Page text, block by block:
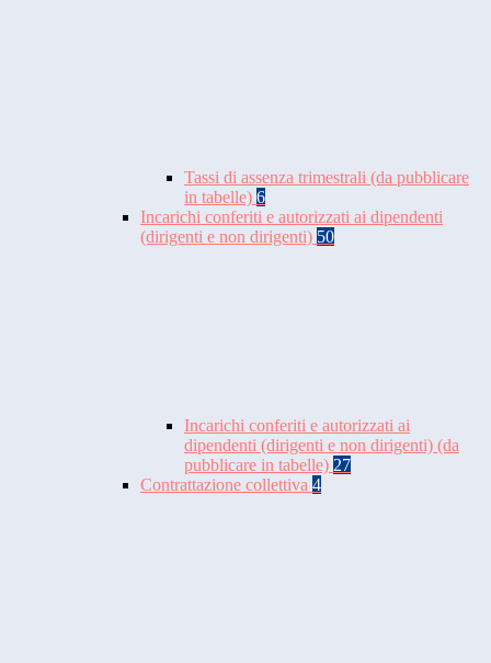
Tassi di assenza trimestrali (da pubblicare
in tabelle) 6
Incarichi conferiti e autorizzati ai dipendenti
(dirigenti e non dirigenti) 50
Incarichi conferiti e autorizzati ai
dipendenti (dirigenti e non dirigenti) (da
pubblicare in tabelle) 27
Contrattazione collettiva 4